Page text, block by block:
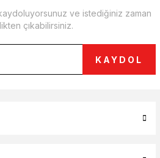
kaydoluyorsunuz ve istediğiniz zaman
çıkabilirsiniz.
KAYDOL